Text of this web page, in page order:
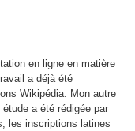
en ligne en matière
a déjà été
Wikipédia. Mon autre
a été rédigée par
les inscriptions latines